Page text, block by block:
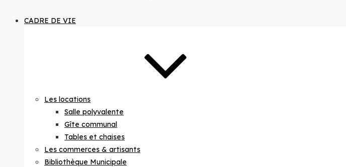
CADRE DE VIE
Les locations
Salle polyvalente
Gîte communal
Tables et chaises
Les commerces & artisants
Bibliothèque Municipale